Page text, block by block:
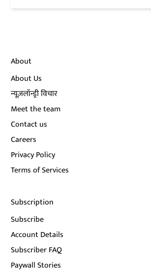
About
About Us
न्यूज़लॉन्ड्री विचार
Meet the team
Contact us
Careers
Privacy Policy
Terms of Services
Subscription
Subscribe
Account Details
Subscriber FAQ
Paywall Stories